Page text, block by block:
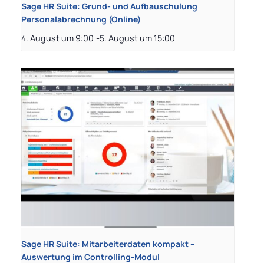
Sage HR Suite: Grund- und Aufbauschulung
Personalabrechnung (Online)
4. August um 9:00 -5. August um 15:00
Sage HR Suite: Mitarbeiterdaten kompakt –
Auswertung im Controlling-Modul